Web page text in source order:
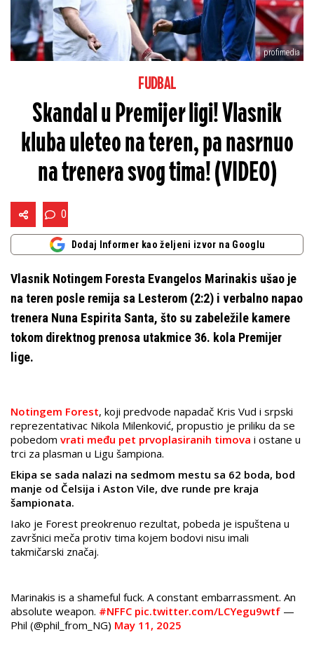
profimedia
FUDBAL
Skandal u Premijer ligi! Vlasnik
kluba uleteo na teren, pa nasrnuo
na trenera svog tima! (VIDEO)
0
Dodaj Informer kao željeni izvor na Googlu
Vlasnik Notingem Foresta Evangelos Marinakis ušao je
na teren posle remija sa Lesterom (2:2) i verbalno napao
trenera Nuna Espirita Santa, što su zabeležile kamere
tokom direktnog prenosa utakmice 36. kola Premijer
lige.
Notingem Forest, koji predvode napadač Kris Vud i srpski
reprezentativac Nikola Milenković, propustio je priliku da se
pobedom vrati među pet prvoplasiranih timova i ostane u
trci za plasman u Ligu šampiona.
Ekipa se sada nalazi na sedmom mestu sa 62 boda, bod
manje od Čelsija i Aston Vile, dve runde pre kraja
šampionata.
Iako je Forest preokrenuo rezultat, pobeda je ispuštena u
završnici meča protiv tima kojem bodovi nisu imali
takmičarski značaj.
Marinakis is a shameful fuck. A constant embarrassment. An
absolute weapon. #NFFC pic.twitter.com/LCYegu9wtf —
Phil (@phil_from_NG) May 11, 2025